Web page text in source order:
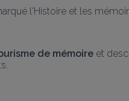
l'Histoire et les
de mémoire et